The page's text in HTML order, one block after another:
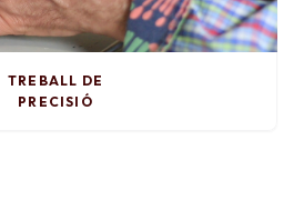
TREBALL DE
PRECISIÓ